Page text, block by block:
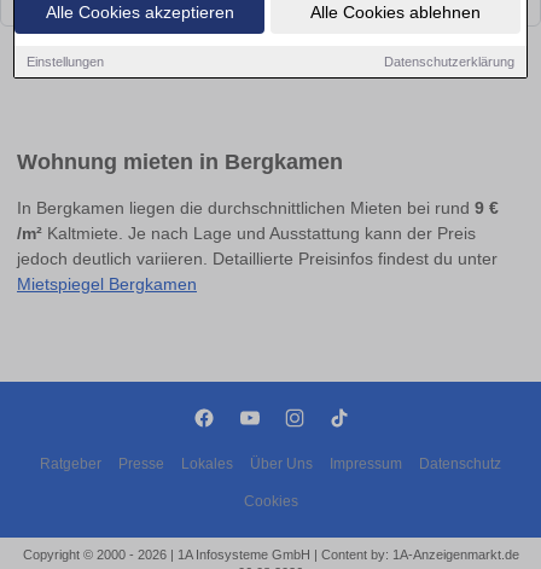
Alle Cookies akzeptieren Alle Cookies ablehnen
Einstellungen Datenschutzerklärung
Wohnung mieten in Bergkamen
In Bergkamen liegen die durchschnittlichen Mieten bei rund 9 €
/m² Kaltmiete. Je nach Lage und Ausstattung kann der Preis
jedoch deutlich variieren. Detaillierte Preisinfos findest du unter
Mietspiegel Bergkamen
Ratgeber Presse Lokales Über Uns Impressum Datenschutz
Cookies
Copyright © 2000 - 2026 | 1A Infosysteme GmbH | Content by: 1A-Anzeigenmarkt.de